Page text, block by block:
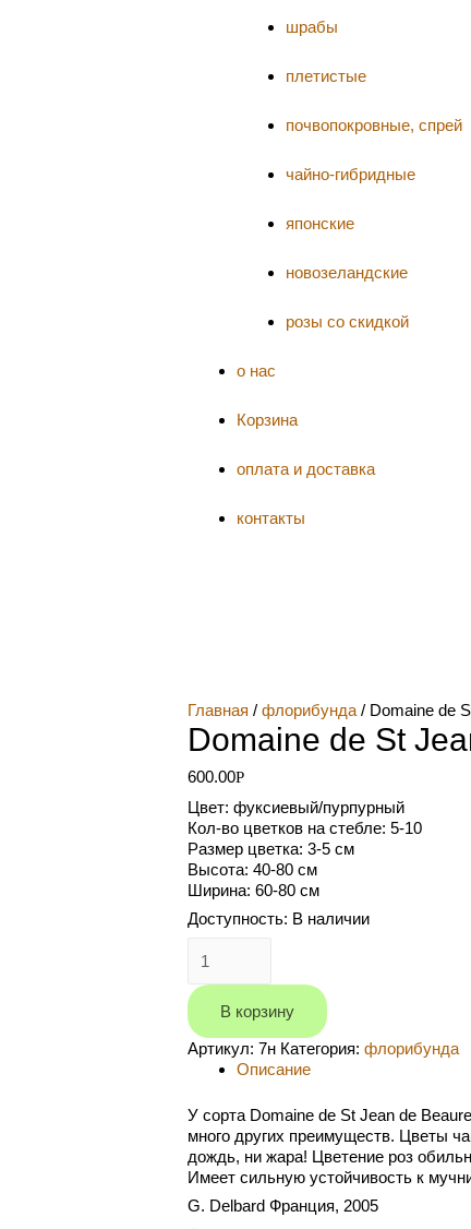
шрабы
плетистые
почвопокровные, спрей
чайно-гибридные
японские
новозеландские
розы со скидкой
о нас
Корзина
оплата и доставка
контакты
Главная / флорибунда / Domaine de
Domaine de St
600.00Р
Цвет: фуксиевый/пурпурный
Кол-во цветков на стебле: 5-10
Размер цветка: 3-5 см
Высота: 40-80 см
Ширина: 60-80 см
Доступность: В наличии
Domaine
de
St
Jean
de
Beauregard
дэ
Сэн
Жан
дэ
Борэгар)
В корзину
Артикул: 7н Категория: флорибунда
Описание
У сорта Domaine de St Jean de
много других преимуществ. Цветы
дождь, ни жара! Цветение роз
Имеет сильную устойчивость к
G. Delbard Франция, 2005